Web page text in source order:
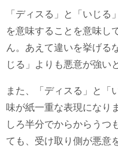
「ディスる」と「いじる
を意味することを意味し
ん。あえて違いを挙げる
じる」よりも悪意が強い
また、「ディスる」と「
味が紙一重な表現になり
しろ半分でからからうつ
ても、受け取り側が悪意